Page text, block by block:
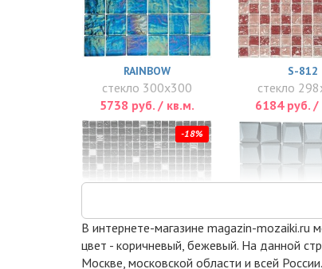
RAINBOW
стекло 300x300
5738 руб. / кв.м.
S-812
стекло
6184 руб. /
-18%
ANTRACIT PIX739
В интернете-магазине magazin-mozaiki.ru
цвет - коричневый, бежевый. На данной
Москве, московской области и всей России.